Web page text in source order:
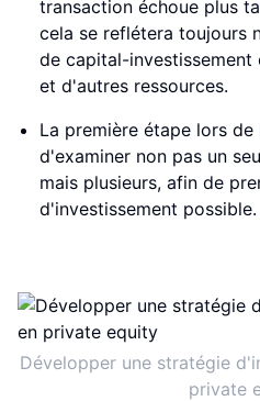
transaction échoue plus
cela se reflétera toujours
de capital-
et d'autres ressources.
La première étape lors
d'examiner non pas un
mais plusieurs, afin de
d'investissement possible.
Développer une stratégie
private